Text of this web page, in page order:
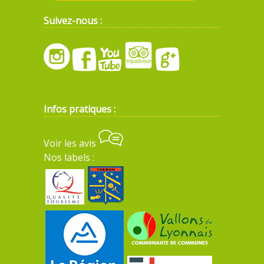
Suivez-nous :
Infos pratiques :
Voir les avis
Nos labels :